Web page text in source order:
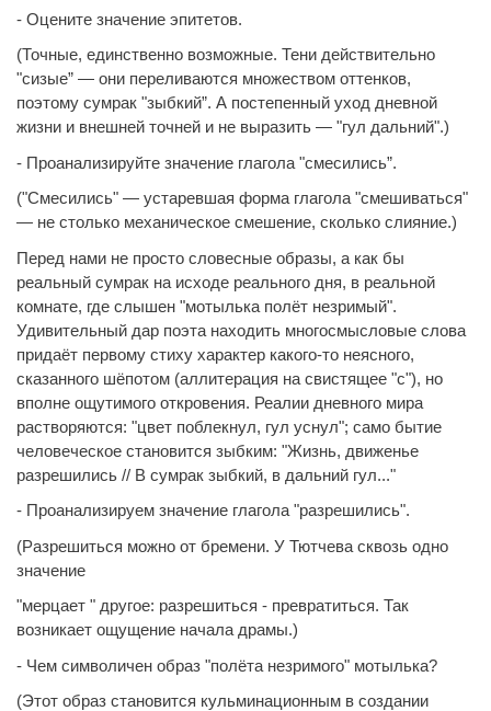
- Оцените значение эпитетов.
(Точные, единственно возможные. Тени действительно
"сизые” — они переливаются множеством оттенков,
поэтому сумрак "зыбкий”. А постепенный уход дневной
жизни и внешней точней и не выразить — "гул дальний".)
- Проанализируйте значение глагола "смесились”.
("Смесились" — устаревшая форма глагола "смешиваться"
— не столько механическое смешение, сколько слияние.)
Перед нами не просто словесные образы, а как бы
реальный сумрак на исходе реального дня, в реальной
комнате, где слышен "мотылька полёт незримый".
Удивительный дар поэта находить многосмысловые слова
придаёт первому стиху характер какого-то неясного,
сказанного шёпотом (аллитерация на свистящее "с"), но
вполне ощутимого откровения. Реалии дневного мира
растворяются: "цвет поблекнул, гул уснул"; само бытие
человеческое становится зыбким: "Жизнь, движенье
разрешились // В сумрак зыбкий, в дальний гул..."
- Проанализируем значение глагола "разрешились".
(Разрешиться можно от бремени. У Тютчева сквозь одно
значение
"мерцает " другое: разрешиться - превратиться. Так
возникает ощущение начала драмы.)
- Чем символичен образ "полёта незримого" мотылька?
(Этот образ становится кульминационным в создании